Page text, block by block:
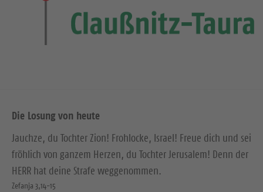
Die Losung von heute
Jauchze, du Tochter Zion! Frohlocke, Israel! Freue dich und sei
fröhlich von ganzem Herzen, du Tochter Jerusalem! Denn der
HERR hat deine Strafe weggenommen.
Zefanja 3,14-15